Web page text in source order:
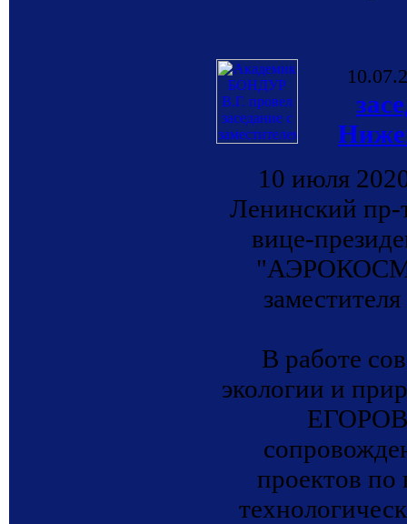
10 июля
Ленинский пр-
вице-
В работе
экологии и
ЕГОРОВ
проектов